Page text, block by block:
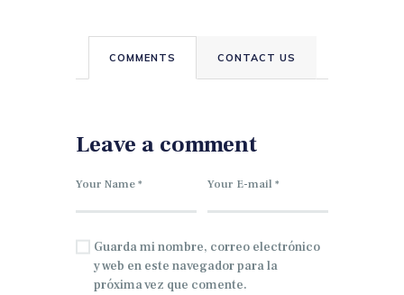
COMMENTS CONTACT US
Leave a comment
Guarda mi nombre, correo electrónico
y web en este navegador para la
próxima vez que comente.